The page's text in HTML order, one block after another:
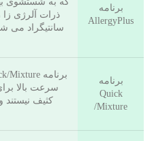
برنامه
AllergyPlus
سانتیگراد می
برنامه
Quick
/Mixture
سرعت بالا
کثیف نیستند